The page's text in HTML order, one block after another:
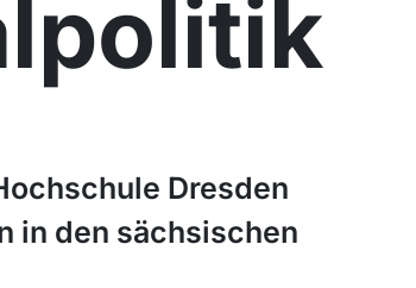
Dresden
in den sächsischen